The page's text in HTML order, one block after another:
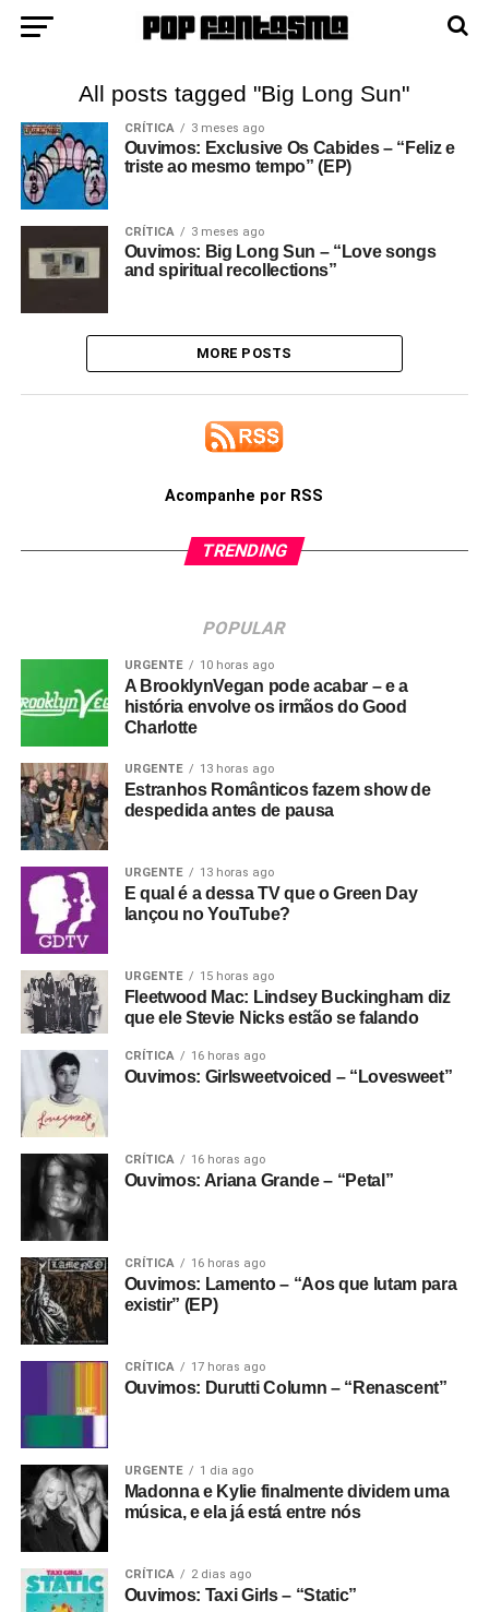
All posts tagged "Big Long Sun"
CRÍTICA 3 meses ago
Ouvimos: Exclusive Os Cabides – “Feliz e
triste ao mesmo tempo” (EP)
CRÍTICA 3 meses ago
Ouvimos: Big Long Sun – “Love songs
and spiritual recollections”
MORE POSTS
Acompanhe por RSS
TRENDING
POPULAR
URGENTE 10 horas ago
A BrooklynVegan pode acabar – e a
história envolve os irmãos do Good
Charlotte
URGENTE 13 horas ago
Estranhos Românticos fazem show de
despedida antes de pausa
URGENTE 13 horas ago
E qual é a dessa TV que o Green Day
lançou no YouTube?
URGENTE 15 horas ago
Fleetwood Mac: Lindsey Buckingham diz
que ele Stevie Nicks estão se falando
CRÍTICA 16 horas ago
Ouvimos: Girlsweetvoiced – “Lovesweet”
CRÍTICA 16 horas ago
Ouvimos: Ariana Grande – “Petal”
CRÍTICA 16 horas ago
Ouvimos: Lamento – “Aos que lutam para
existir” (EP)
CRÍTICA 17 horas ago
Ouvimos: Durutti Column – “Renascent”
URGENTE 1 dia ago
Madonna e Kylie finalmente dividem uma
música, e ela já está entre nós
CRÍTICA 2 dias ago
Ouvimos: Taxi Girls – “Static”